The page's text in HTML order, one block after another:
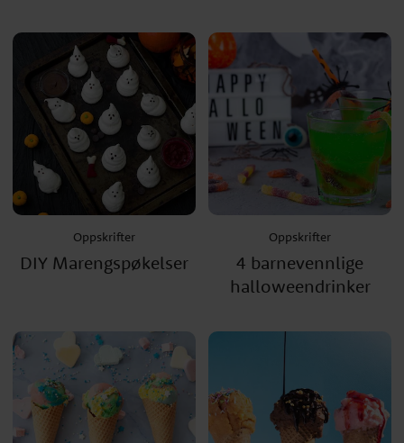
Oppskrifter
DIY Marengspøkelser
Oppskrifter
4 barnevennlige
halloweendrinker